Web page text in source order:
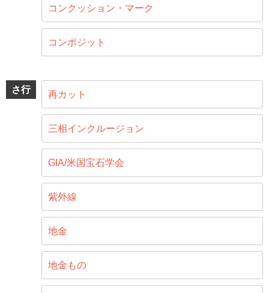
コンクッション・マーク
コンポジット
さ行 再カット
三相インクルージョン
GIA/米国宝石学会
紫外線
地金
地金もの